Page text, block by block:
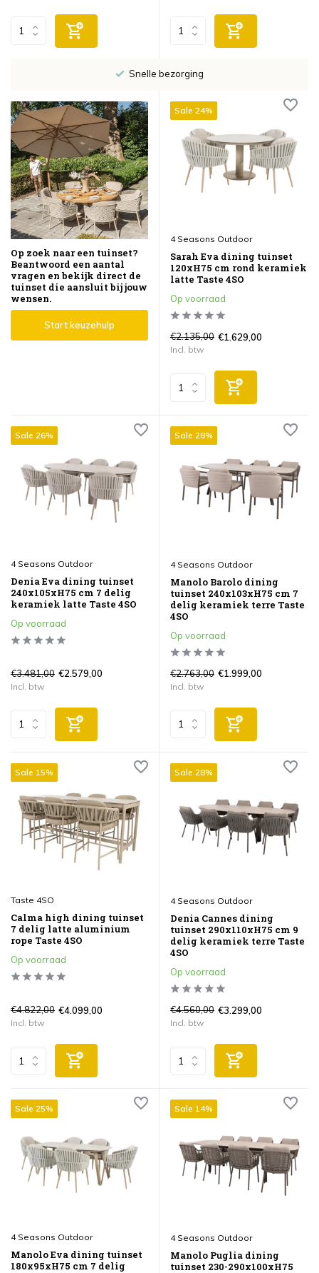
Snelle bezorging
Op zoek naar een tuinset?
Beantwoord een aantal
vragen en bekijk direct de
tuinset die aansluit bij jouw
wensen.
Start keuzehulp
Sale 24%
4 Seasons Outdoor
Sarah Eva dining tuinset
120xH75 cm rond keramiek
latte Taste 4SO
Op voorraad
€2.135,00 €1.629,00
Incl. btw
Sale 26%
4 Seasons Outdoor
Denia Eva dining tuinset
240x105xH75 cm 7 delig
keramiek latte Taste 4SO
Op voorraad
€3.481,00 €2.579,00
Incl. btw
Sale 28%
4 Seasons Outdoor
Manolo Barolo dining
tuinset 240x103xH75 cm 7
delig keramiek terre Taste
4SO
Op voorraad
€2.763,00 €1.999,00
Incl. btw
Sale 15%
Taste 4SO
Calma high dining tuinset
7 delig latte aluminium
rope Taste 4SO
Op voorraad
€4.822,00 €4.099,00
Incl. btw
Sale 28%
4 Seasons Outdoor
Denia Cannes dining
tuinset 290x110xH75 cm 9
delig keramiek terre Taste
4SO
Op voorraad
€4.560,00 €3.299,00
Incl. btw
Sale 25%
4 Seasons Outdoor
Manolo Eva dining tuinset
180x95xH75 cm 7 delig
Sale 14%
4 Seasons Outdoor
Manolo Puglia dining
tuinset 230-290x100xH75